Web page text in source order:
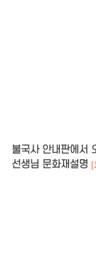
불국사 안내판에서
선생님 문화재설명